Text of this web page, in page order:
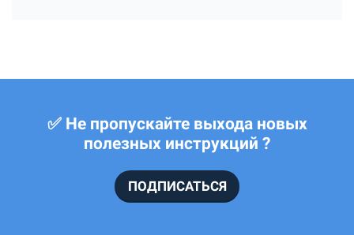
✅ Не пропускайте выхода новых
полезных инструкций ?
ПОДПИСАТЬСЯ